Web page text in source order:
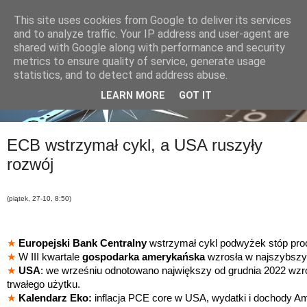
ECB wstrzymał cykl, a USA ruszyły
rozwój
(piątek, 27-10, 8:50)
★ Europejski Bank Centralnywstrzymał cykl podwyżek stóp
★ W III kwartale gospodarka amerykańskawzrosła w
★ USA: we wrześniu odnotowano największy od grudnia 2022
trwałego użytku.
★ Kalendarz Eko: inflacja PCE core w USA, wydatki i dochody
This site uses cookies from Google to deliver its services
and to analyze traffic. Your IP address and user-agent are
shared with Google along with performance and security
metrics to ensure quality of service, generate usage
statistics, and to detect and address abuse.
LEARN MORE GOT IT